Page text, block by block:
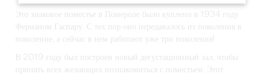
Это знаковое поместье в Помероле
было куплено в 1934 году
Фернаном Гаспару. С тех пор оно передавалось из поколения в
поколение, а сейчас в нем работают уже три поколения!
В 2019 году был построен новый дегустационный зал, чтобы
принять всех желающих познакомиться с поместьем. Этот